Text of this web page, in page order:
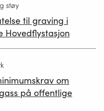
støy
til graving i
Hovedflystasjon
om
på offentlige